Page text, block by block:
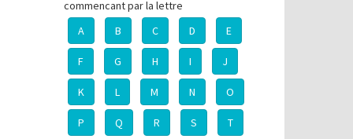
commencant par la lettre
A
B C D E
F G H I J
K L M N O
P Q R S T